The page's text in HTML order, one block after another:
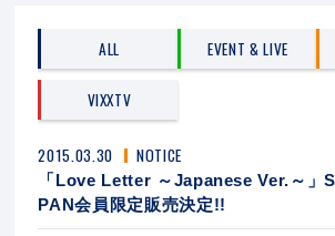
ALL EVENT & LIVE
VIXXTV
2015.03.30 NOTICE
「Love Letter ～Japanese Ver.～」
PAN会員限定販売決定!!